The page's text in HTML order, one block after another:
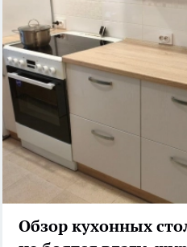
Обзор кухонных